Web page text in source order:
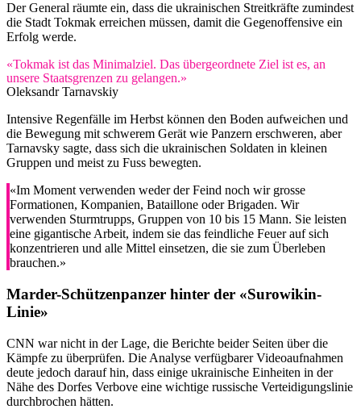
Der General räumte ein, dass die ukrainischen Streitkräfte zumindest
die Stadt Tokmak erreichen müssen, damit die Gegenoffensive ein
Erfolg werde.
«Tokmak ist das Minimalziel. Das übergeordnete Ziel ist es, an
unsere Staatsgrenzen zu gelangen.»
Oleksandr Tarnavskiy
Intensive Regenfälle im Herbst können den Boden aufweichen und
die Bewegung mit schwerem Gerät wie Panzern erschweren, aber
Tarnavsky sagte, dass sich die ukrainischen Soldaten in kleinen
Gruppen und meist zu Fuss bewegten.
«Im Moment verwenden weder der Feind noch wir grosse
Formationen, Kompanien, Bataillone oder Brigaden. Wir
verwenden Sturmtrupps, Gruppen von 10 bis 15 Mann. Sie leisten
eine gigantische Arbeit, indem sie das feindliche Feuer auf sich
konzentrieren und alle Mittel einsetzen, die sie zum Überleben
brauchen.»
Marder-Schützenpanzer hinter der «Surowikin-
Linie»
CNN war nicht in der Lage, die Berichte beider Seiten über die
Kämpfe zu überprüfen. Die Analyse verfügbarer Videoaufnahmen
deute jedoch darauf hin, dass einige ukrainische Einheiten in der
Nähe des Dorfes Verbove eine wichtige russische Verteidigungslinie
durchbrochen hätten.